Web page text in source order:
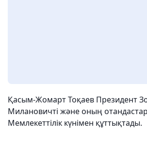
Қасым-Жомарт Тоқаев Президент
Милановичті және оның
Мемлекеттілік күнімен құттықтады.